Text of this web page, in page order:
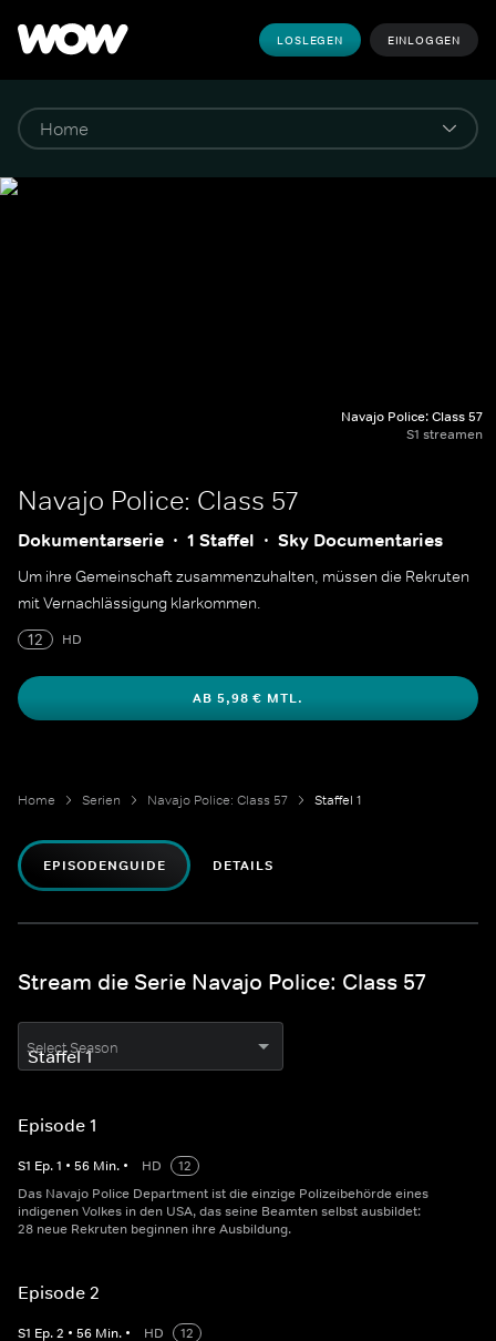
LOSLEGEN EINLOGGEN
Navajo Police: Class 57
S1 streamen
Navajo Police: Class 57
Dokumentarserie 1 Staffel Sky Documentaries
Um ihre Gemeinschaft zusammenzuhalten, müssen die Rekruten
mit Vernachlässigung klarkommen.
12
HD
AB 5,98 € MTL.
Home Serien Navajo Police: Class 57 Staffel 1
EPISODENGUIDE DETAILS
Stream die Serie Navajo Police: Class 57
Select Season
Episode 1
S1 Ep.1 • 56 Min. • HD
12
Das Navajo Police Department ist die einzige Polizeibehörde eines
indigenen Volkes in den USA, das seine Beamten selbst ausbildet:
28 neue Rekruten beginnen ihre Ausbildung.
Episode 2
S1 Ep.2 • 56 Min. • HD
12